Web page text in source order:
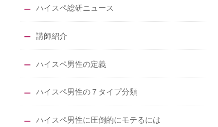
ハイスペ総研ニュース
講師紹介
ハイスペ男性の定義
ハイスペ男性の７タイプ分類
ハイスペ男性に圧倒的にモテるには